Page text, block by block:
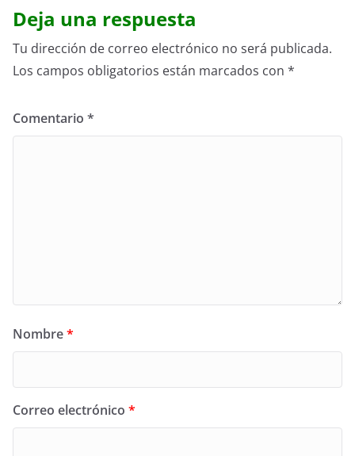
Deja una respuesta
Tu dirección de correo electrónico no será publicada.
Los campos obligatorios están marcados con *
Comentario *
Nombre*
Correo electrónico *